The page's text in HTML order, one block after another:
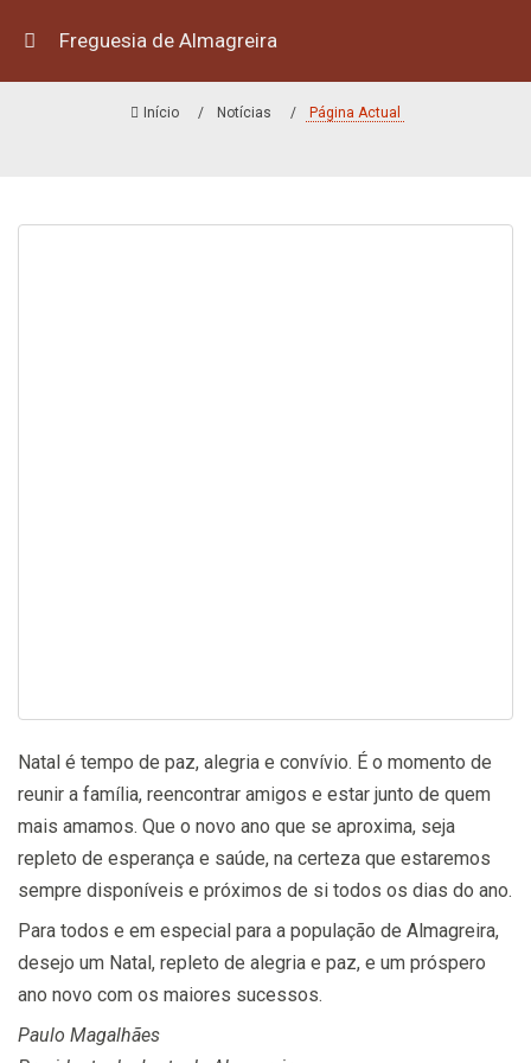
Início Notícias Página Actual
Natal é tempo de paz, alegria e convívio. É o momento de
reunir a família, reencontrar amigos e estar junto de quem
mais amamos. Que o novo ano que se aproxima, seja
repleto de esperança e saúde, na certeza que estaremos
sempre disponíveis e próximos de si todos os dias do ano.
Para todos e em especial para a população de Almagreira,
desejo um Natal, repleto de alegria e paz, e um próspero
ano novo com os maiores sucessos.
Paulo Magalhães
Freguesia de Almagreira